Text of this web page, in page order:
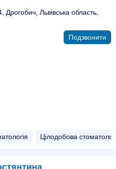
Львівська область,
Подзвонити
Цілодобова